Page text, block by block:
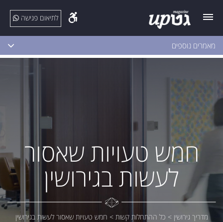
לתיאום פגישה
מאמרים נוספים
חמש טעויות שאסור
לעשות בגירושין
מדריך גירושין > כל ההתחלות קשות > חמש טעויות שאסור לעשות בגירושין